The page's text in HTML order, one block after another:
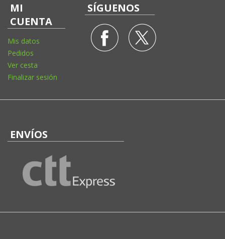
MI
CUENTA
Mis datos
Pedidos
Ver cesta
Finalizar sesión
SÍGUENOS
ENVÍOS